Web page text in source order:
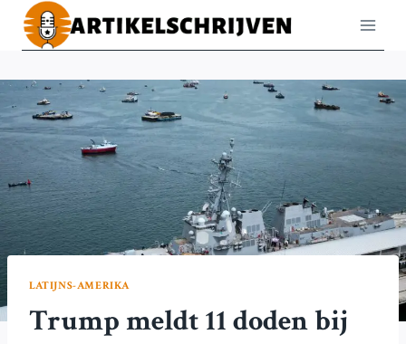
Doorgaan
naar
LATIJNS-AMERIKA
Trump meldt 11 doden bij